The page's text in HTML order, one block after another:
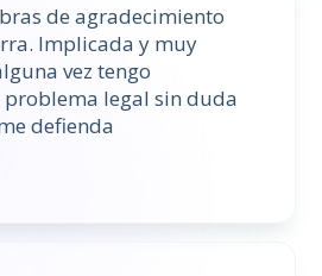
de agradecimiento
Implicada y muy
vez tengo
legal sin duda
defienda